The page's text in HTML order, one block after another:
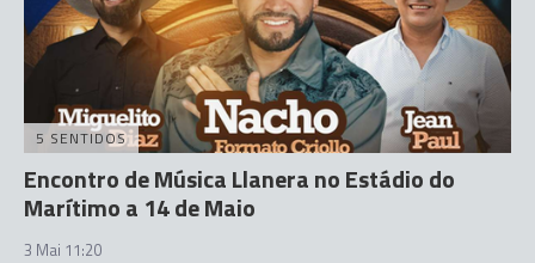
5 SENTIDOS
Encontro de Música Llanera no Estádio do
Marítimo a 14 de Maio
3 Mai 11:20